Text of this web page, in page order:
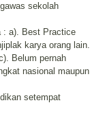
sekolah
: a). Best Practice
karya orang lain.
Belum pernah
nasional maupun
setempat